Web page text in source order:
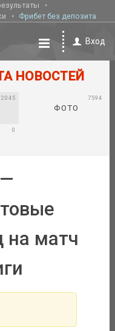
Фрибет без депозита
Вход
НОВОСТЕЙ
ФОТО
7594
0
на матч